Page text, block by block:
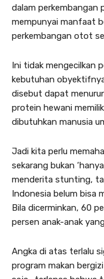
dalam perkembangan
mempunyai manfaat
perkembangan otot
Ini tidak mengecilkan
kebutuhan
disebut dapat
protein hewani
dibutuhkan manusia
Jadi kita perlu
sekarang bukan
menderita stunting,
Indonesia belum bisa
Bila dicerminkan, 60
persen anak-anak
Angka di atas terlalu
program makan